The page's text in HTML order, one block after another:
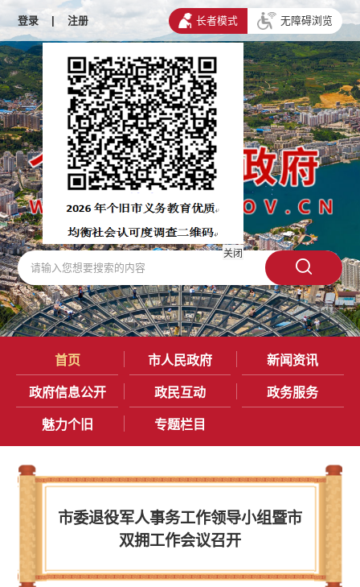
关闭
登录 | 注册 长者模式 无障碍浏览
首页 市人民政府 新闻资讯
政府信息公开 政民互动 政务服务
魅力个旧 专题栏目
市委退役军人事务工作领导小组暨市
双拥工作会议召开